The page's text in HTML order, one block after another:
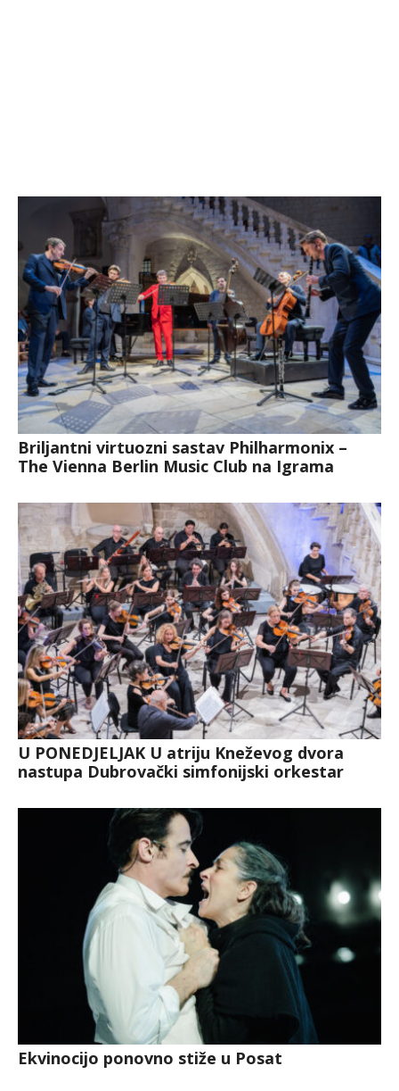
Briljantni virtuozni sastav Philharmonix –
The Vienna Berlin Music Club na Igrama
U PONEDJELJAK U atriju Kneževog dvora
nastupa Dubrovački simfonijski orkestar
Ekvinocijo ponovno stiže u Posat